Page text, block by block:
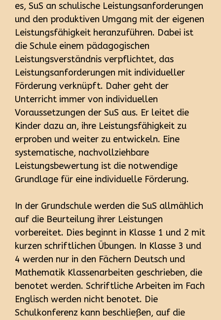
es, SuS an schulische Leistungsanforderungen
und den produktiven Umgang mit der eigenen
Leistungsfähigkeit heranzuführen. Dabei ist
die Schule einem pädagogischen
Leistungsverständnis verpflichtet, das
Leistungsanforderungen mit individueller
Förderung verknüpft. Daher geht der
Unterricht immer von individuellen
Voraussetzungen der SuS aus. Er leitet die
Kinder dazu an, ihre Leistungsfähigkeit zu
erproben und weiter zu entwickeln. Eine
systematische, nachvollziehbare
Leistungsbewertung ist die notwendige
Grundlage für eine individuelle Förderung.
In der Grundschule werden die SuS allmählich
auf die Beurteilung ihrer Leistungen
vorbereitet. Dies beginnt in Klasse 1 und 2 mit
kurzen schriftlichen Übungen. In Klasse 3 und
4 werden nur in den Fächern Deutsch und
Mathematik Klassenarbeiten geschrieben, die
benotet werden. Schriftliche Arbeiten im Fach
Englisch werden nicht benotet. Die
Schulkonferenz kann beschließen, auf die